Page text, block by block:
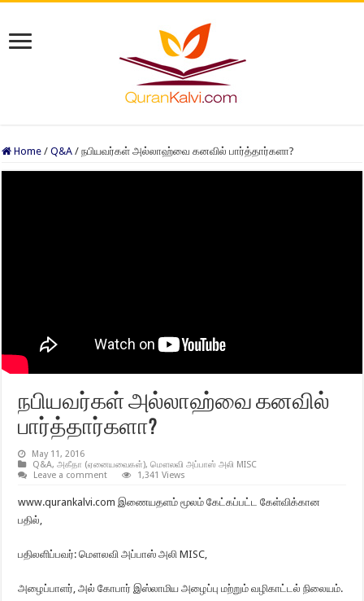
Home / Q&A / நபியவர்கள் அல்லாஹ்வை கனவில் பார்த்தார்களா?
நபியவர்கள் அல்லாஹ்வை கனவில்
பார்த்தார்களா?
May 11, 2016
Q&A,அகீதா (ஏனையவைகள்),மௌலவி அப்பாஸ் அலி MISC
Leave a comment
1,341 Views
www.qurankalvi.com இணையதளம் மூலம் கேட்கப்பட்ட கேள்விக்கான
பதில்,
பதிலளிப்பவர்: மௌலவி அப்பாஸ் அலி MISC,
அழைப்பாளர், அல் கோபார் இஸ்லாமிய அழைப்பு மற்றும் வழிகாட்டல் நிலையம்.